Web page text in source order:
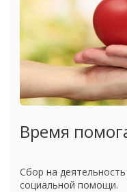
Время
Сбор на
социальной помощи.